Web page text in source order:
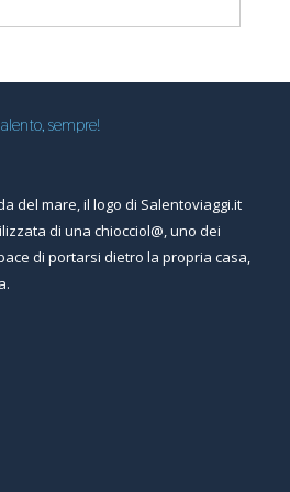
sempre!
del mare, il logo di Salentoviaggi.it
di una chiocciol@, uno dei
di portarsi dietro la propria casa,